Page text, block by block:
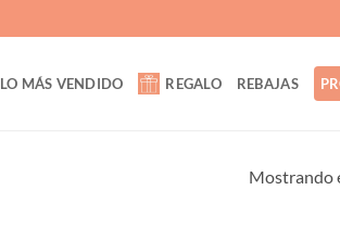
LO MÁS VENDIDO REGALO REBAJAS
Mostrando